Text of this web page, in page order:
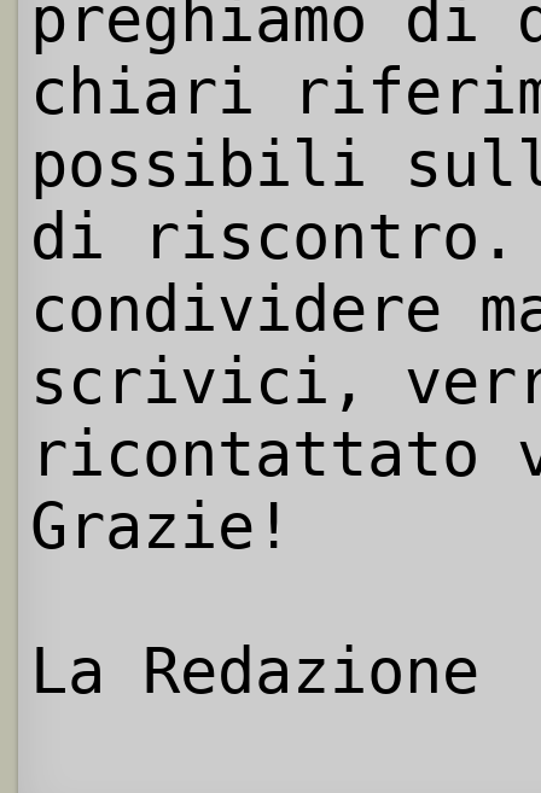
preghiamo
chiari
possibili
di riscontro.
condividere
scrivici,
ricontattato
Grazie!
La Redazione